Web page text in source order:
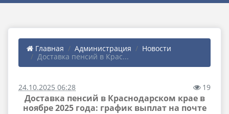
Главная Администрация
Новости
Доставка пенсий в Крас...
24.10.2025 06:28 19
Доставка пенсий в Краснодарском крае в
ноябре 2025 года: график выплат на почте